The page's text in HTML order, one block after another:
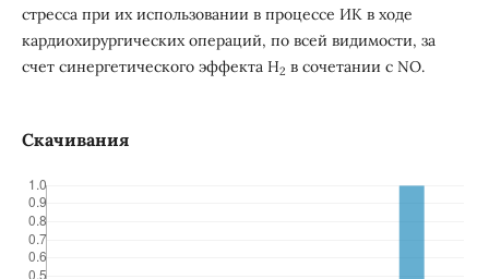
стресса при их использовании в процессе ИК в ходе
кардиохирургических операций, по всей видимости, за
счет синергетического эффекта H2 в сочетании с NO.
Скачивания